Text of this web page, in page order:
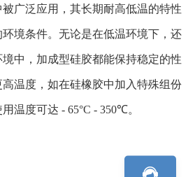
广泛应用，其长期耐高低温的特性
境条件。无论是在低温环境下，还
中，加成型硅胶都能保持稳定的性
温度，如在硅橡胶中加入特殊组份
温度可达 - 65°C - 350℃。